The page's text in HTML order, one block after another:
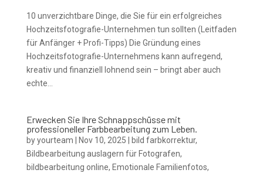
10 unverzichtbare Dinge, die Sie für ein erfolgreiches
Hochzeitsfotografie-Unternehmen tun sollten (Leitfaden
für Anfänger + Profi-Tipps) Die Gründung eines
Hochzeitsfotografie-Unternehmens kann aufregend,
kreativ und finanziell lohnend sein – bringt aber auch
echte...
Erwecken Sie Ihre Schnappschüsse mit
professioneller Farbbearbeitung zum Leben.
byyourteam Nov 10, 2025 bild farbkorrektur,
Bildbearbeitung auslagern für Fotografen,
bildbearbeitung online, Emotionale Familienfotos,